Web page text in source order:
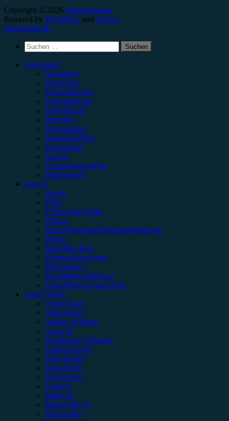
Copyright © 2026 minutenmusik..
Powered by WordPress und Arouse.
minutenmusik.
Suchen
nach:
Kategorien
Rezension
Vorbericht
Konzertbericht
Festivalbericht
Showbericht
Interview
Gewinnspiel
Jahresrückblick
Kommentar
Special
Erinnerungswürdig
Bildergalerie
Genres
#Rock
#Pop
#Alternative/Indie
#Metal
#Post-Hardcore/Hardcore/Metalcore
#Punk
#Rap/Hip-Hop
#Singer/Songwriter
#Electronica
#Soundtrack/Musical
#Jazz/Blues/Gospel/Soul
Autor*innen
Unser Team
Alina Hasky
Andrea Holstein
Anna W.
Christopher Filipecki
Emilia Knebel
Gina Köhler
Jonas Horn
Julia Köhler
Lucie K.
Marie H.
Marius Meyer
Max Keller